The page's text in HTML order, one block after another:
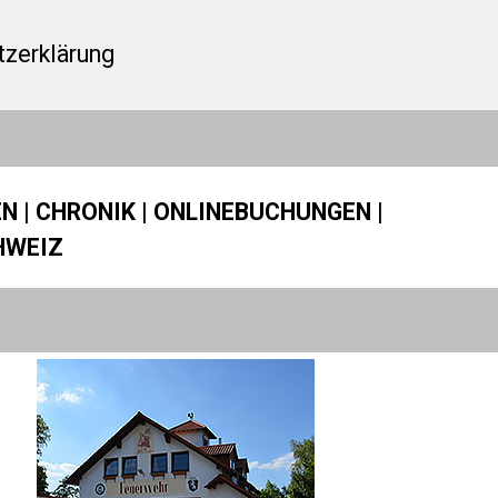
| CHRONIK | ONLINEBUCHUNGEN |